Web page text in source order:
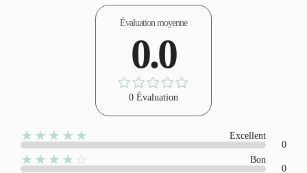
Évaluation moyenne
0.0
0 Évaluation
★★★★★
Excellent
0
★★★★☆
Bon
0